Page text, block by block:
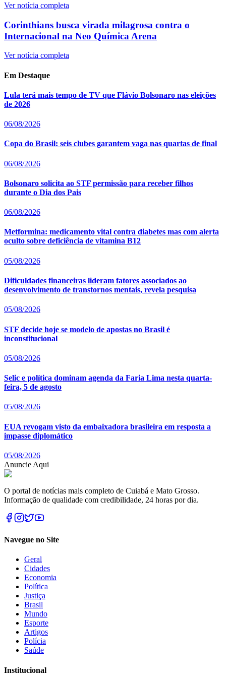
Ver notícia completa
Corinthians busca virada milagrosa contra o
Internacional na Neo Química Arena
Ver notícia completa
Em Destaque
Lula terá mais tempo de TV que Flávio Bolsonaro nas eleições
de 2026
06/08/2026
Copa do Brasil: seis clubes garantem vaga nas quartas de final
06/08/2026
Bolsonaro solicita ao STF permissão para receber filhos
durante o Dia dos Pais
06/08/2026
Metformina: medicamento vital contra diabetes mas com alerta
oculto sobre deficiência de vitamina B12
05/08/2026
Dificuldades financeiras lideram fatores associados ao
desenvolvimento de transtornos mentais, revela pesquisa
05/08/2026
STF decide hoje se modelo de apostas no Brasil é
inconstitucional
05/08/2026
Selic e política dominam agenda da Faria Lima nesta quarta-
feira, 5 de agosto
05/08/2026
EUA revogam visto da embaixadora brasileira em resposta a
impasse diplomático
05/08/2026
Anuncie Aqui
O portal de notícias mais completo de Cuiabá e Mato Grosso.
Informação de qualidade com credibilidade, 24 horas por dia.
Navegue no Site
Geral
Cidades
Economia
Política
Justiça
Brasil
Mundo
Esporte
Artigos
Polícia
Saúde
Institucional